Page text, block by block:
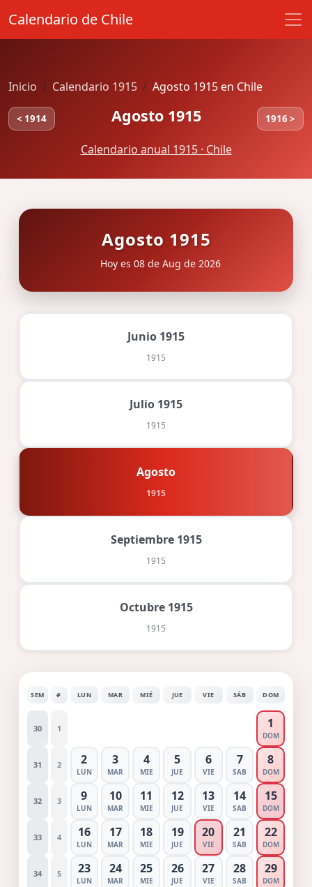
Calendario de Chile
Inicio Calendario 1915 Agosto 1915 en Chile
< 1914 Agosto 1915 1916 >
Calendario anual 1915 · Chile
Agosto 1915
Hoy es 08 de Aug de 2026
Junio 1915
1915
Julio 1915
1915
Agosto
1915
Septiembre 1915
1915
Octubre 1915
1915
SEM # LUN MAR MIÉ JUE VIE SÁB DOM
30 1 1
DOM
31 2 2
LUN
3
MAR
4
MIE
5
JUE
6
VIE
7
SAB
8
DOM
32 3 9
LUN
10
MAR
11
MIE
12
JUE
13
VIE
14
SAB
15
DOM
33 4 16
LUN
17
MAR
18
MIE
19
JUE
20
VIE
21
SAB
22
DOM
34 5 23
LUN
24
MAR
25
MIE
26
JUE
27
VIE
28
SAB
29
DOM